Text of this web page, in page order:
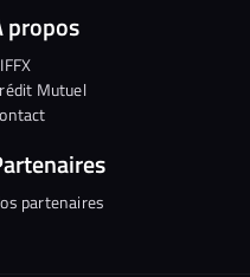
propos
Mutuel
partenaires